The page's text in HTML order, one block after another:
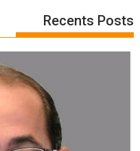
Recents Posts